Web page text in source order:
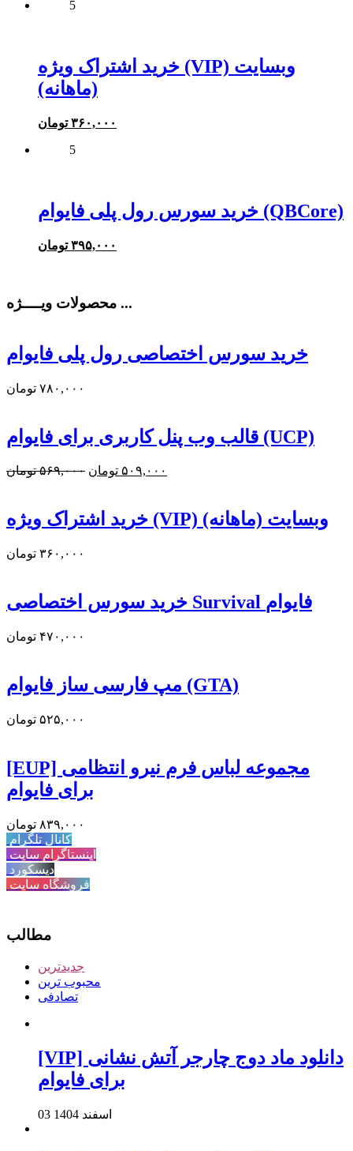
5
خرید اشتراک ویژه (VIP) وبسایت
(ماهانه)
۳۶۰,۰۰۰ تومان
5
خرید سورس رول پلی فایوام (QBCore)
۳۹۵,۰۰۰ تومان
محصولات ویــــژه ...
خرید سورس اختصاصی رول پلی فایوام
۷۸۰,۰۰۰ تومان
قالب وب پنل کاربری برای فایوام (UCP)
۵۶۹,۰۰۰ تومان
قیمت ۵۰۹,۰۰۰ تومان
خرید اشتراک ویژه (VIP) وبسایت (ماهانه)
۳۶۰,۰۰۰ تومان
خرید سورس اختصاصی Survival فایوام
۴۷۰,۰۰۰ تومان
مپ فارسی ساز فایوام (GTA)
۵۲۵,۰۰۰ تومان
[EUP] مجموعه لباس فرم نیرو انتظامی
برای فایوام
۸۳۹,۰۰۰ تومان
کانال تلگرام
اینستاگرام سایت
دیسکورد
فروشگاه سایت
مطالب
جدیدترین
محبوب ترین
تصادفی
[VIP] دانلود ماد دوج چارجر آتش نشانی
برای فایوام
03 اسفند 1404